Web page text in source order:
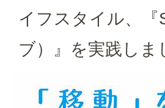
イフスタイル、
ブ）』を実践しま